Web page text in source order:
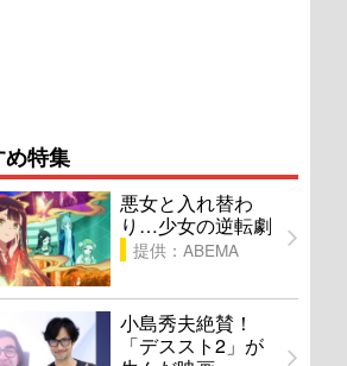
特集
悪女と入れ替わ
り…少女の逆転劇
提供：ABEMA
小島秀夫絶賛！
「デススト2」が